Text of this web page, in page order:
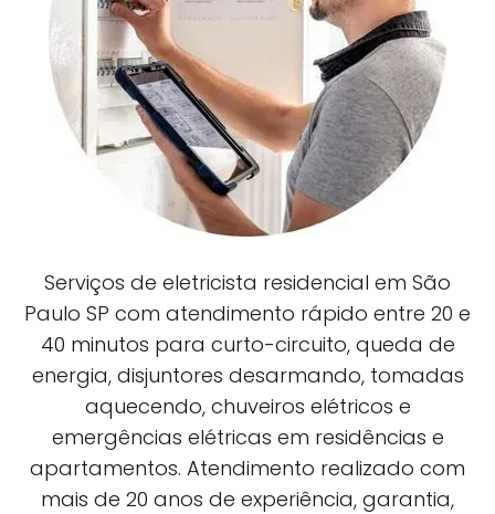
Serviços de eletricista residencial em São
Paulo SP com atendimento rápido entre 20 e
40 minutos para curto-circuito, queda de
energia, disjuntores desarmando, tomadas
aquecendo, chuveiros elétricos e
emergências elétricas em residências e
apartamentos. Atendimento realizado com
mais de 20 anos de experiência, garantia,